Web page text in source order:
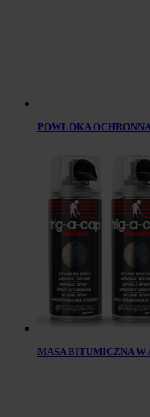
POWŁOKA
MASA BITUMICZNA W